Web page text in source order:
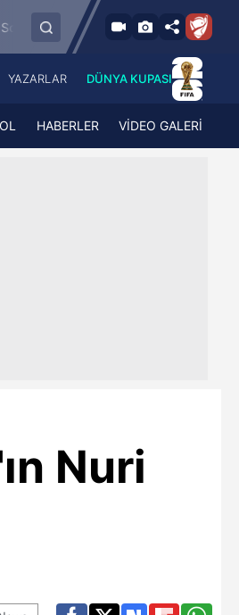
6.8.2026 - Per
19:00
FC RFS
A Haber Radyo
A Spor Radyo
A News Radio
YAZARLAR DÜNYA KUPASI
HABERLER VİDEO GALERİ
Nuri